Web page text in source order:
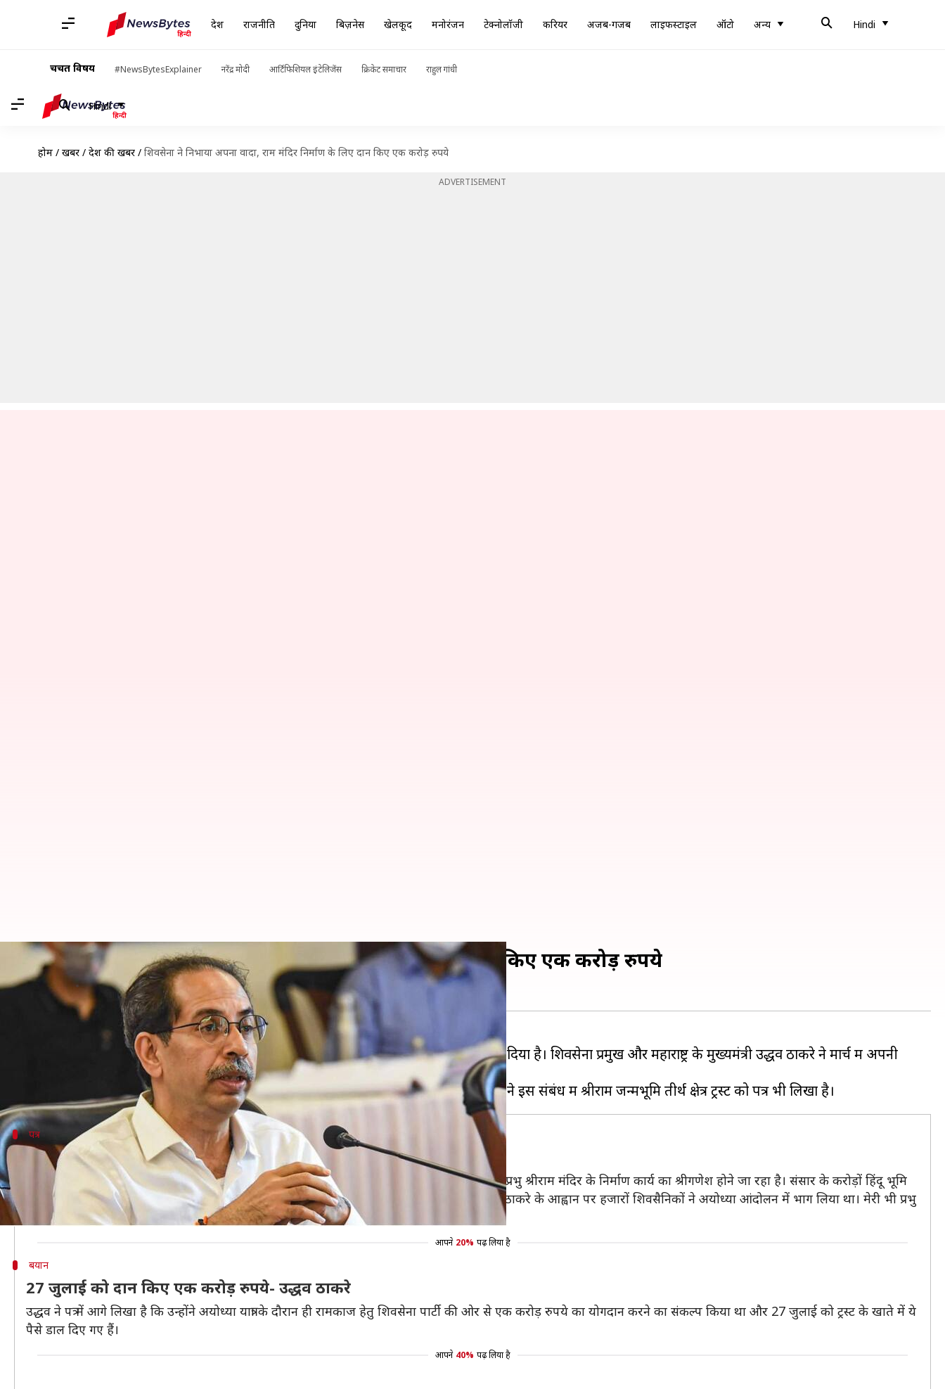
देश राजनीति दुनिया बिज़नेस खेलकूद मनोरंजन टेक्नोलॉजी करियर अजब-गजब लाइफस्टाइल ऑटो अन्य Hindi
चर्चित विषय #NewsBytesExplainer नरेंद्र मोदी आर्टिफिशियल इंटेलिजेंस क्रिकेट समाचार राहुल गांधी
Hindi
होम / खबरें / देश की खबरें / शिवसेना ने निभाया अपना वादा, राम मंदिर निर्माण के लिए दान किए एक करोड़ रुपये
ADVERTISEMENT
शिवसेना ने निभाया अपना वादा, राम मंदिर निर्माण के लिए दान किए एक करोड़ रुपये
लेखन मुकुल तोमर Aug 03, 2020 04:46 pm
शिवसेना ने अयोध्या में राम मंदिर निर्माण के लिए एक करोड़ रुपये दान करने का अपना वादा पूरा कर दिया है। शिवसेना प्रमुख और महाराष्ट्र के मुख्यमंत्री उद्धव ठाकरे ने मार्च में अपनी
अयोध्या यात्रा के समय ये वादा किया था।
पत्र
उद्धव बोले- चिरकाल से मंदिर निर्माण की प्रतीक्षा कर रहे हैं हिंदू
अपने पत्र में उद्धव ठाकरे ने लिखा है, "5 अगस्त, 2020 को 'श्रीराम जन्मभूमि तीर्थ क्षेत्र ट्रस्ट' के तत्वावधान में प्रभु श्रीराम मंदिर के निर्माण कार्य का श्रीगणेश होने जा रहा है। संसार के करोड़ों हिंदू भूमि
पूजन की इस ऐतिहासिक घड़ी की चिरकाल से प्रतीक्षा कर रहे थे। शिवसेना प्रमुख माननीय श्री बालासाहेब ठाकरे के आह्वान पर हजारों शिवसैनिकों ने अयोध्या आंदोलन में भाग लिया था। मेरी भी प्रभु
श्रीराम में अगाध श्रद्धा रही है।"
आपने 20% पढ़ लिया है
बयान
27 जुलाई को दान किए एक करोड़ रुपये- उद्धव ठाकरे
उद्धव ने पत्र में आगे लिखा है कि उन्होंने अयोध्या यात्रा के दौरान ही रामकाज हेतु शिवसेना पार्टी की ओर से एक करोड़ रुपये का योगदान करने का संकल्प किया था और 27 जुलाई को ट्रस्ट के खाते में ये
पैसे डाल दिए गए हैं।
आपने 40% पढ़ लिया है